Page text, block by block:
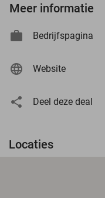
Meer informatie
Bedrijfspagina
Website
Deel deze deal
Locaties